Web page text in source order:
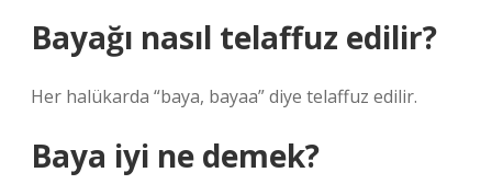
Bayağı nasıl telaffuz edilir?
Her halükarda “baya, bayaa” diye telaffuz edilir.
Baya iyi ne demek?